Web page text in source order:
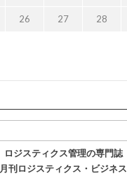
26 27 28
ロジスティクス管理の専門誌
月刊ロジスティクス・ビジネス